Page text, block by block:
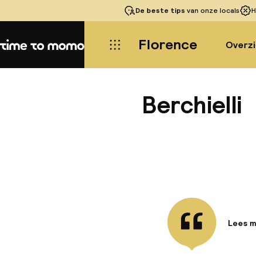
De beste tips van onze locals
Home Florence
Berchielli
Lees